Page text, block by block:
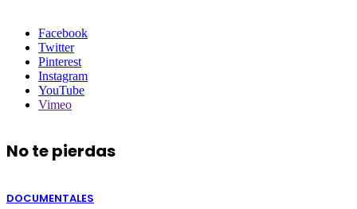
Facebook
Twitter
Pinterest
Instagram
YouTube
Vimeo
No te pierdas
DOCUMENTALES